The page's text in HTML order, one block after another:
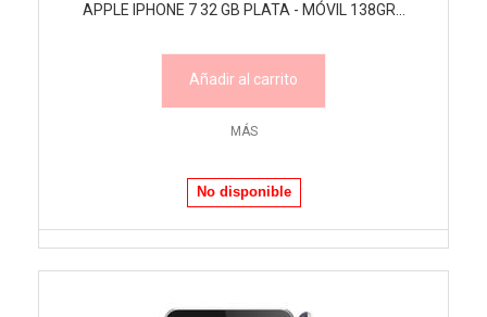
APPLE IPHONE 7 32 GB PLATA - MÓVIL 138GR...
Añadir al carrito
MÁS
No disponible